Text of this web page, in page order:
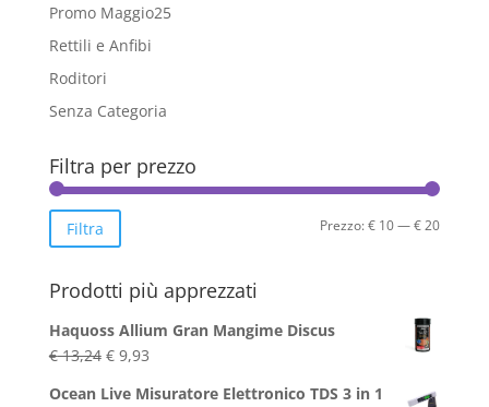
Promo Maggio25
Rettili e Anfibi
Roditori
Senza Categoria
Filtra per prezzo
Prezzo
Prezzo
Filtra Prezzo:€ 10—€ 20
Prodotti più apprezzati
Haquoss Allium Gran Mangime Discus
€13,24 Il
€9,93Il
Ocean Live Misuratore Elettronico TDS 3 in 1